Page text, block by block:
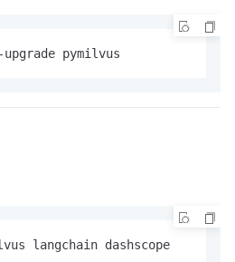
pymilvus
langchain dashscope